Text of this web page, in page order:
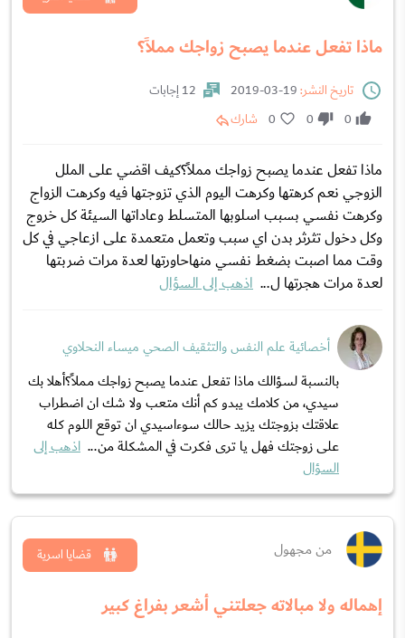
ماذا تفعل عندما يصبح زواجك مملاً؟
تاريخ النشر:
12 إجابات
0
0
0 شارك
ماذا تفعل عندما يصبح زواجك مملاً؟كيف اقضي على الملل
الزوجي نعم كرهتها وكرهت اليوم الذي تزوجتها فيه وكرهت الزواج
وكرهت نفسي بسبب اسلوبها المتسلط وعاداتها السيئة كل خروج
وكل دخول تثرثر بدن اي سبب وتعمل متعمدة على ازعاجي في كل
وقت مما اصبت بضغط نفسي منهاحاورتها لعدة مرات ضربتها
لعدة مرات هجرتها ل... اذهب إلى السؤال
أخصائية علم النفس والتثقيف الصحي ميساء النحلاوي
بالنسبة لسؤالك ماذا تفعل عندما يصبح زواجك مملاً؟أهلا بك
سيدي، من كلامك يبدو كم أنك متعب ولا شك ان اضطراب
علاقتك بزوجتك يزيد حالك سوءاسيدي ان توقع اللوم كله
على زوجتك فهل يا ترى فكرت في المشكلة من... اذهب إلى
السؤال
من مجهول
إهماله ولا مبالاته جعلتني أشعر بفراغ كبير
قضايا اسرية